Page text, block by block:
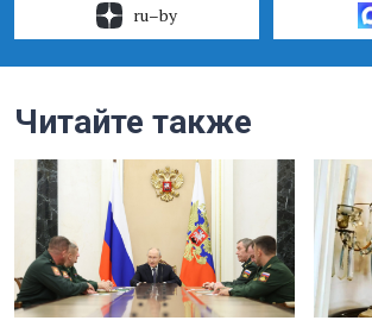
ru–by
Читайте также